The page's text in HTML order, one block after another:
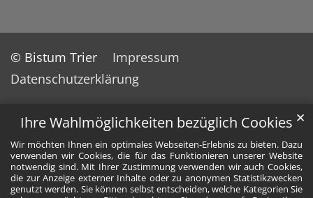
Ihre Wahlmöglichkeiten bezüglich Cookies
Wir möchten Ihnen ein optimales Webseiten-Erlebnis zu bieten. Dazu
verwenden wir Cookies, die für das Funktionieren unserer Website
notwendig sind. Mit Ihrer Zustimmung verwenden wir auch Cookies,
die zur Anzeige externer Inhalte oder zu anonymen Statistikzwecken
genutzt werden. Sie können selbst entscheiden, welche Kategorien Sie
✕
© Bistum Trier
Impressum
Datenschutzerklärung